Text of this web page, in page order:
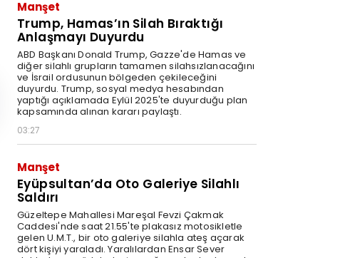
Manşet
Trump, Hamas’ın Silah Bıraktığı
Anlaşmayı Duyurdu
ABD Başkanı Donald Trump, Gazze'de Hamas ve
diğer silahlı grupların tamamen silahsızlanacağını
ve İsrail ordusunun bölgeden çekileceğini
duyurdu. Trump, sosyal medya hesabından
yaptığı açıklamada Eylül 2025'te duyurduğu plan
kapsamında alınan kararı paylaştı.
03:27
Manşet
Eyüpsultan’da Oto Galeriye Silahlı
Saldırı
Güzeltepe Mahallesi Mareşal Fevzi Çakmak
Caddesi'nde saat 21.55'te plakasız motosikletle
gelen U.M.T., bir oto galeriye silahla ateş açarak
dört kişiyi yaraladı. Yaralılardan Ensar Sever